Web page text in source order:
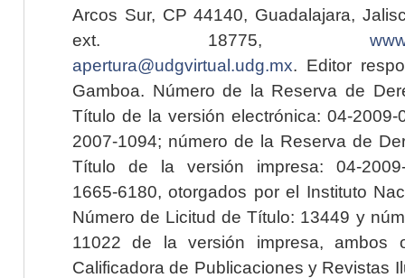
Arcos Sur, CP 44140, Guadalajara,
ext. 18775,
apertura@udgvirtual.udg.mx. Editor
Gamboa. Número de la Reserva de
Título de la versión electrónica: 04-2009-
2007-1094; número de la Reserva de
Título de la versión impresa: 04-2009-
1665-6180, otorgados por el Instituto
Número de Licitud de Título: 13449 y
11022 de la versión impresa, ambos
Calificadora de Publicaciones y Revistas